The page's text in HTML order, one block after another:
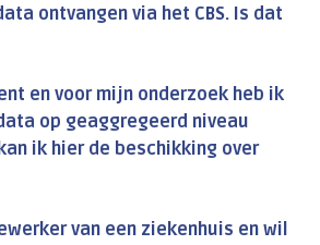
ontvangen via het CBS. Is dat
en voor mijn onderzoek heb ik
op geaggregeerd niveau
ik hier de beschikking over
van een ziekenhuis en wil